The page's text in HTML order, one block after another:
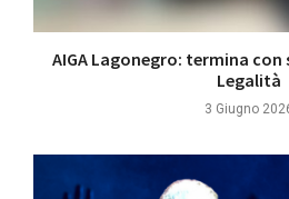
AIGA Lagonegro: termina
Legalità
3 Giugno